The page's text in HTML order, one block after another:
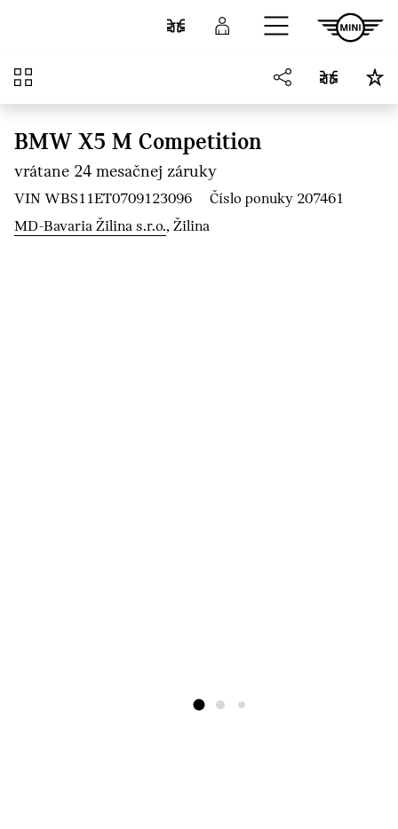
Porovnať Prihlásenie
Prehľad
BMW X5 M Competition
vrátane 24 mesačnej záruky
VIN WBS11ET0709123096
Číslo ponuky 207461
MD-Bavaria Žilina s.r.o., Žilina